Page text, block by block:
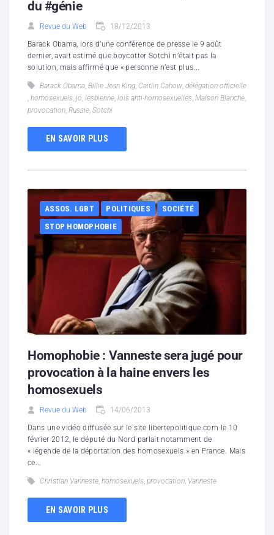
du #génie
Revue du Web 18/12/2013
Barack Obama, lors d’une conférence de presse le 9 août
dernier, avait estimé que boycotter Sotchi n’était pas la
solution, mais affirmé que « personne n’est plus...
Barack Obama Billie Jean King Caitlin Cahow délégation officielle
homosexuels jo lesbienne lois anti-homosexuelles Maison Blanche
provocation Russie Sotchi
EN SAVOIR PLUS
ASSOS. LGBT POLITIQUES
SOCIÉTÉ
STOP HOMOPHOBIE
Homophobie : Vanneste sera jugé pour
provocation à la haine envers les
homosexuels
Revue du Web 14/06/2013
Dans une vidéo diffusée sur le site libertepolitique.com le 10
février 2012, le député du Nord parlait notamment de
« légende de la déportation des homosexuels » en France. Mais
ce...
Christian Vanneste, homosexuels, provocation, Vanneste
EN SAVOIR PLUS